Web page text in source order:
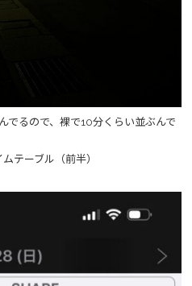
でるので、裸で10分くらい並ぶんで
テーブル（前半）